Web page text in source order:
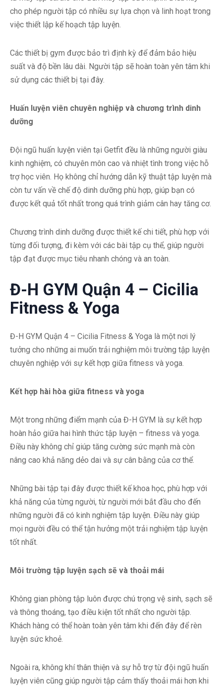
cho phép người tập có nhiều sự lựa chọn và linh hoạt trong
việc thiết lập kế hoạch tập luyện.
Các thiết bị gym được bảo trì định kỳ để đảm bảo hiệu
suất và độ bền lâu dài. Người tập sẽ hoàn toàn yên tâm khi
sử dụng các thiết bị tại đây.
Huấn luyện viên chuyên nghiệp và chương trình dinh
dưỡng
Đội ngũ huấn luyện viên tại Getfit đều là những người giàu
kinh nghiệm, có chuyên môn cao và nhiệt tình trong việc hỗ
trợ học viên. Họ không chỉ hướng dẫn kỹ thuật tập luyện mà
còn tư vấn về chế độ dinh dưỡng phù hợp, giúp bạn có
được kết quả tốt nhất trong quá trình giảm cân hay tăng cơ.
Chương trình dinh dưỡng được thiết kế chi tiết, phù hợp với
từng đối tượng, đi kèm với các bài tập cụ thể, giúp người
tập đạt được mục tiêu nhanh chóng và an toàn.
Đ-H GYM Quận 4 – Cicilia
Fitness & Yoga
Đ-H GYM Quận 4 – Cicilia Fitness & Yoga là một nơi lý
tưởng cho những ai muốn trải nghiệm môi trường tập luyện
chuyên nghiệp với sự kết hợp giữa fitness và yoga.
Kết hợp hài hòa giữa fitness và yoga
Một trong những điểm mạnh của Đ-H GYM là sự kết hợp
hoàn hảo giữa hai hình thức tập luyện – fitness và yoga.
Điều này không chỉ giúp tăng cường sức mạnh mà còn
nâng cao khả năng dẻo dai và sự cân bằng của cơ thể.
Những bài tập tại đây được thiết kế khoa học, phù hợp với
khả năng của từng người, từ người mới bắt đầu cho đến
những người đã có kinh nghiệm tập luyện. Điều này giúp
mọi người đều có thể tận hưởng một trải nghiệm tập luyện
tốt nhất.
Môi trường tập luyện sạch sẽ và thoải mái
Không gian phòng tập luôn được chú trọng vệ sinh, sạch sẽ
và thông thoáng, tạo điều kiện tốt nhất cho người tập.
Khách hàng có thể hoàn toàn yên tâm khi đến đây để rèn
luyện sức khoẻ.
Ngoài ra, không khí thân thiện và sự hỗ trợ từ đội ngũ huấn
luyện viên cũng giúp người tập cảm thấy thoải mái hơn khi